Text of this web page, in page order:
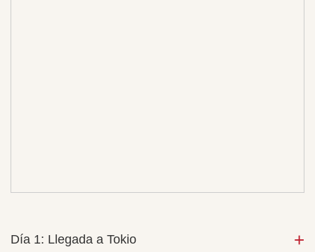
Día 1: Llegada a Tokio